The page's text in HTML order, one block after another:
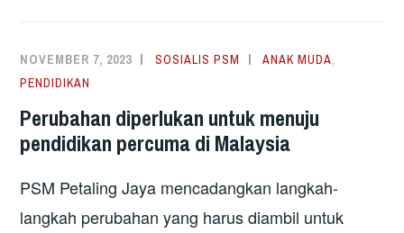
NOVEMBER 7, 2023 SOSIALIS PSM ANAK MUDA,
PENDIDIKAN
Perubahan diperlukan untuk menuju
pendidikan percuma di Malaysia
PSM Petaling Jaya mencadangkan langkah-
langkah perubahan yang harus diambil untuk